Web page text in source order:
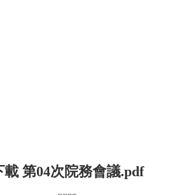
載 第04次院務會議.pdf